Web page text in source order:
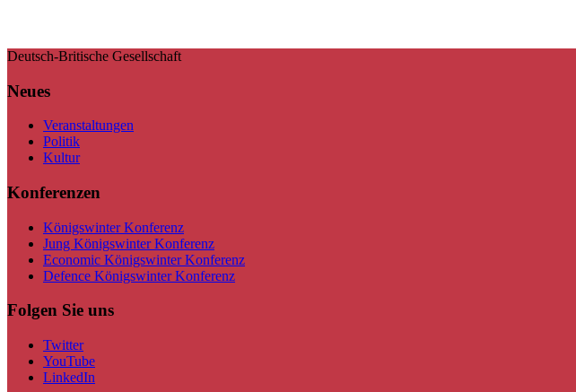
Deutsch-Britische Gesellschaft
Neues
Veranstaltungen
Politik
Kultur
Konferenzen
Königswinter Konferenz
Jung Königswinter Konferenz
Economic Königswinter Konferenz
Defence Königswinter Konferenz
Folgen Sie uns
Twitter
YouTube
LinkedIn